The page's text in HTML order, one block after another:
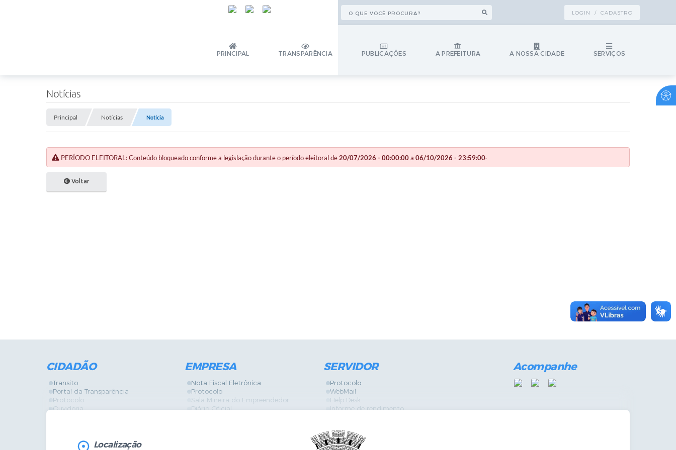
LOGIN / CADASTRO
PRINCIPAL TRANSPARÊNCIA PUBLICAÇÕES A PREFEITURA A NOSSA CIDADE SERVIÇOS
Notícias
Principal Notícias Notícia
PERÍODO ELEITORAL: Conteúdo bloqueado conforme a legislação durante o período eleitoral de20/07/2026 - 00:00:00a 06/10/2026 - 23:59:00.
Voltar
CIDADÃO
Transito
Portal da Transparência
Protocolo
Ouvidoria
Legislação
EMPRESA
Nota Fiscal Eletrônica
Protocolo
Sala Mineira do Empreendedor
Diário Oficial
SERVIDOR
Protocolo
WebMail
Help Desk
Informe de rendimento
GPI
Diário Oficial
Acompanhe
Localização